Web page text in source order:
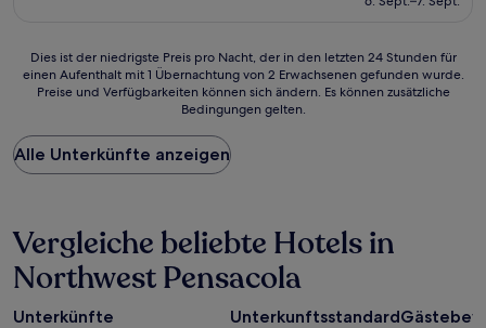
Dies
ist
Preis
pro
Nacht,
den
letzten
24 Stunden
für
einen
Dies ist der niedrigste Preis pro Nacht, der in den letzten 24 Stunden für
einen Aufenthalt mit 1 Übernachtung von 2 Erwachsenen gefunden wurde.
Preise und Verfügbarkeiten können sich ändern. Es können zusätzliche
Bedingungen gelten.
Alle Unterkünfte anzeigen
Vergleiche beliebte Hotels in
Northwest Pensacola
Unterkünfte Unterkunftsstandard